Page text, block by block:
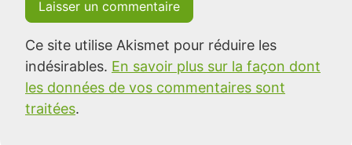
Ce site utilise Akismet pour réduire les
indésirables. En savoir plus sur la façon dont
les données de vos commentaires sont
traitées.